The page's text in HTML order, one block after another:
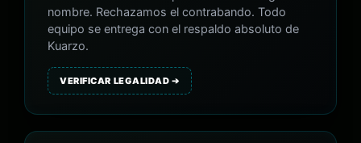
nombre. Rechazamos el contrabando. Todo
equipo se entrega con el respaldo absoluto de
Kuarzo.
VERIFICAR LEGALIDAD ➔